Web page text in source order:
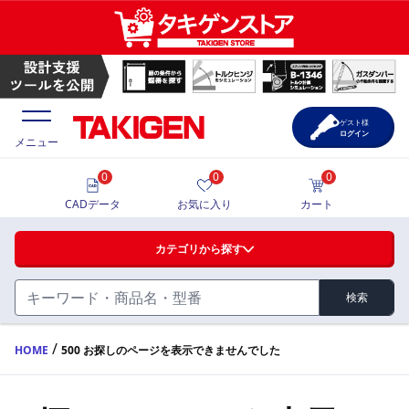
ハンドル・取手・つまみ・周辺機器
FA・A
蝶番・ステー・周辺機器
価格一覧
製品カタログ
メニュー
カテゴリから探す
検索
0
CADデータ
0
お気に入り
0
カート
ゲスト様
ログイン
HOME / 500 お探しのページを表示できませんでした